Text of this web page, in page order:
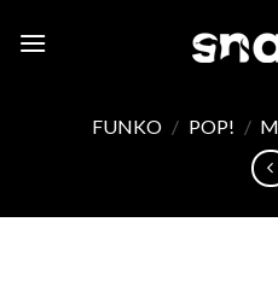
FUNKO / POP! /